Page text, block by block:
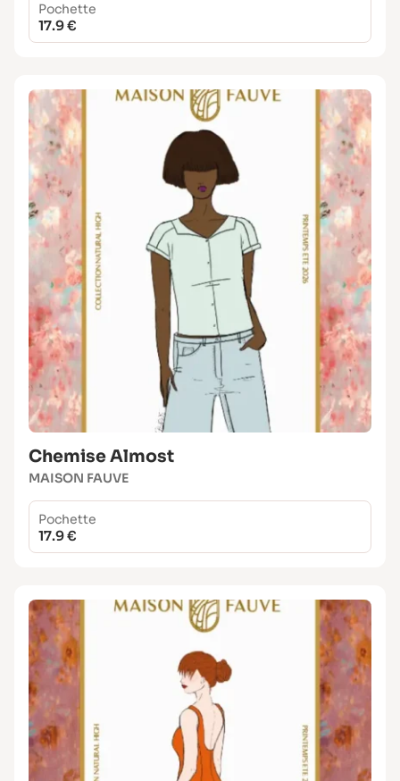
Pochette
17.9 €
Chemise Almost
MAISON FAUVE
Pochette
17.9 €